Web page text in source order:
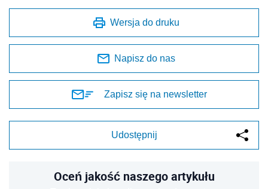
Wersja do druku
Napisz do nas
Zapisz się na newsletter
Udostępnij
Oceń jakość naszego artykułu